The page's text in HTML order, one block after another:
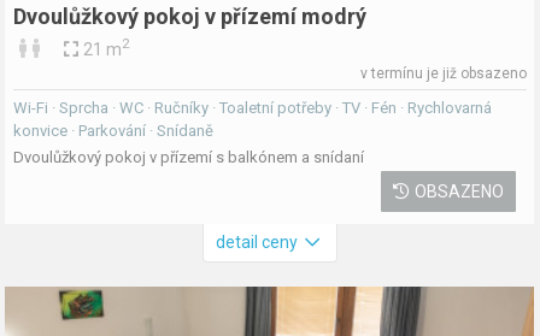
Dvoulůžkový pokoj v přízemí modrý
21 m2
v termínu je již obsazeno
Wi-Fi · Sprcha · WC · Ručníky · Toaletní potřeby · TV · Fén · Rychlovarná
konvice · Parkování · Snídaně
Dvoulůžkový pokoj v přízemí s balkónem a snídaní
OBSAZENO
detail ceny